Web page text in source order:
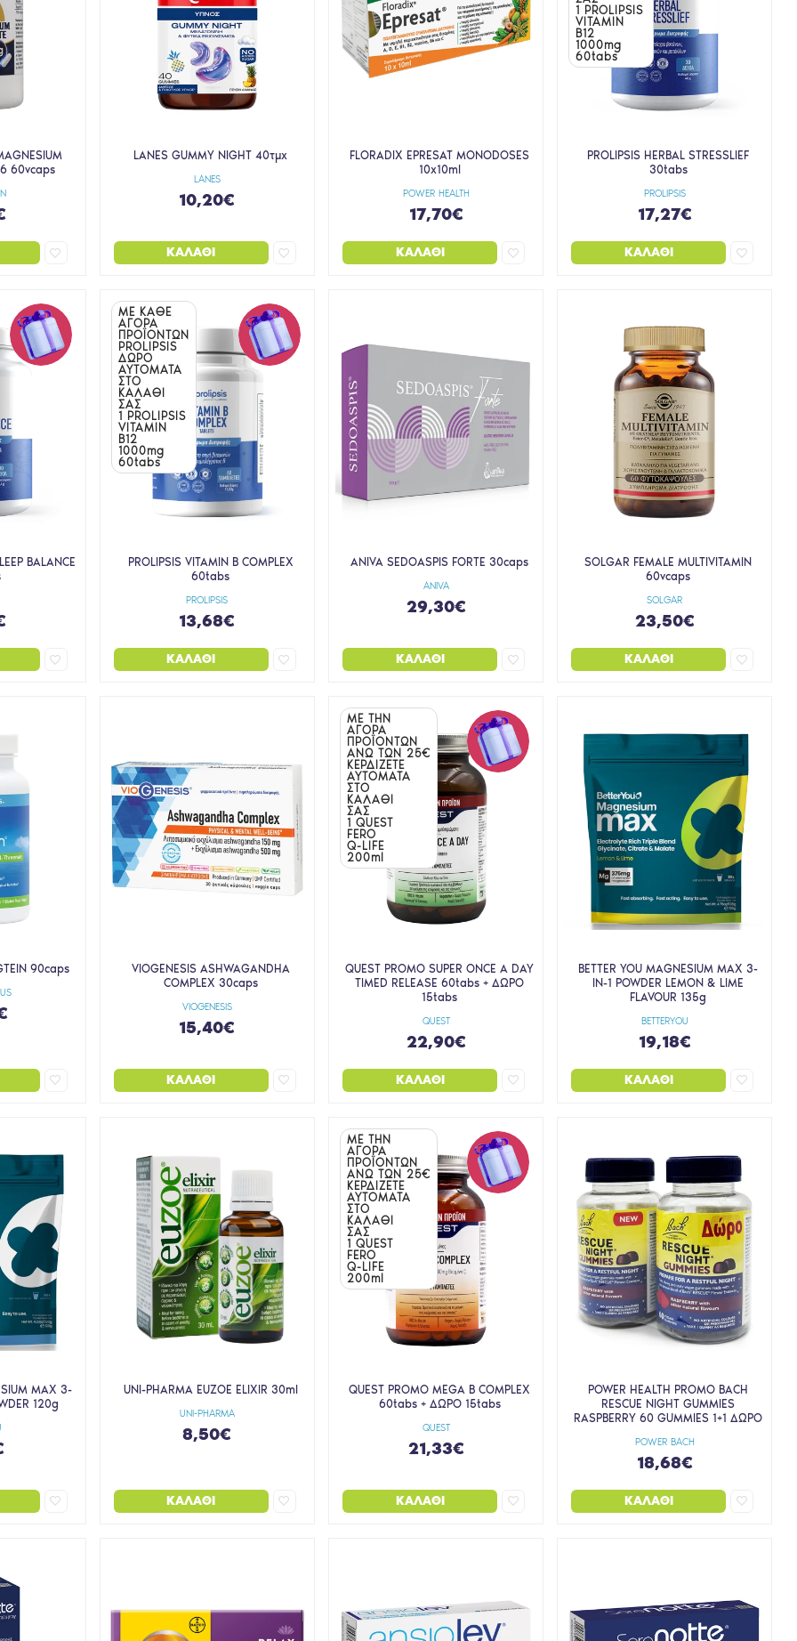
60vcaps
LANES
LANES GUMMY NIGHT 40τμχ
10,20€
ΚΑΛΆΘΙ
POWER HEALTH
FLORADIX EPRESAT MONODOSES
10x10ml
17,70€
ΚΑΛΆΘΙ
1 PROLIPSIS
VITAMIN
B12
1000mg
60tabs
PROLIPSIS
PROLIPSIS HERBAL STRESSLIEF
30tabs
17,27€
ΚΑΛΆΘΙ
BALANCE
ΜΕ ΚΑΘΕ
ΑΓΟΡΑ
ΠΡΟΪΟΝΤΩΝ
PROLIPSIS
ΔΩΡΟ
ΑΥΤΟΜΑΤΑ
ΣΤΟ
ΚΑΛΑΘΙ
ΣΑΣ
1 PROLIPSIS
VITAMIN
B12
1000mg
60tabs
PROLIPSIS
PROLIPSIS VITAMIN B COMPLEX
60tabs
13,68€
ΚΑΛΆΘΙ
ANIVA
ANIVA SEDOASPIS FORTE 30caps
29,30€
ΚΑΛΆΘΙ
SOLGAR
SOLGAR FEMALE MULTIVITAMIN
60vcaps
23,50€
ΚΑΛΆΘΙ
90caps
VIOGENESIS
VIOGENESIS ASHWAGANDHA
COMPLEX 30caps
15,40€
ΚΑΛΆΘΙ
ΜΕ ΤΗΝ
ΑΓΟΡΑ
ΠΡΟΪΟΝΤΩΝ
ΑΝΩ ΤΩΝ 25€
ΚΕΡΔΙΖΕΤΕ
ΑΥΤΟΜΑΤΑ
ΣΤΟ
ΚΑΛΑΘΙ
ΣΑΣ
1 QUEST
FERO
Q-LIFE
200ml
QUEST
QUEST PROMO SUPER ONCE A DAY
TIMED RELEASE 60tabs + ΔΩΡΟ
15tabs
22,90€
ΚΑΛΆΘΙ
BETTERYOU
BETTER YOU MAGNESIUM MAX 3-
IN-1 POWDER LEMON & LIME
FLAVOUR 135g
19,18€
ΚΑΛΆΘΙ
MAX 3-
120g
UNI-PHARMA
UNI-PHARMA EUZOE ELIXIR 30ml
8,50€
ΚΑΛΆΘΙ
ΜΕ ΤΗΝ
ΑΓΟΡΑ
ΠΡΟΪΟΝΤΩΝ
ΑΝΩ ΤΩΝ 25€
ΚΕΡΔΙΖΕΤΕ
ΑΥΤΟΜΑΤΑ
ΣΤΟ
ΚΑΛΑΘΙ
ΣΑΣ
1 QUEST
FERO
Q-LIFE
200ml
QUEST
QUEST PROMO MEGA B COMPLEX
60tabs + ΔΩΡΟ 15tabs
21,33€
ΚΑΛΆΘΙ
POWER BACH
POWER HEALTH PROMO BACH
RESCUE NIGHT GUMMIES
RASPBERRY 60 GUMMIES 1+1 ΔΩΡΟ
18,68€
ΚΑΛΆΘΙ